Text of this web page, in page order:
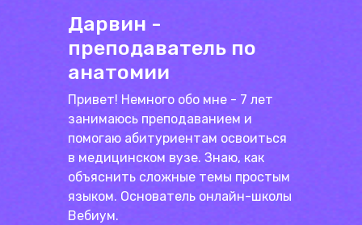
Дарвин -
преподаватель по
анатомии
Привет! Немного обо мне - 7 лет
занимаюсь преподаванием и
помогаю абитуриентам освоиться
в медицинском вузе. Знаю, как
объяснить сложные темы простым
языком. Основатель онлайн-школы
Вебиум.